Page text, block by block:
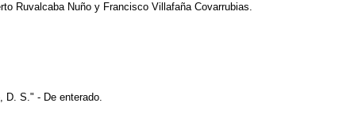
Ruvalcaba Nuño y Francisco Villafaña Covarrubias.
S." - De enterado.